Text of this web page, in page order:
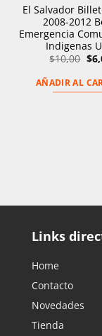
El Salvador
2008-2012
Emergencia
Indigenas
$10,00 El
$
AÑADIR AL
Links
Home
Contacto
Novedades
Tienda